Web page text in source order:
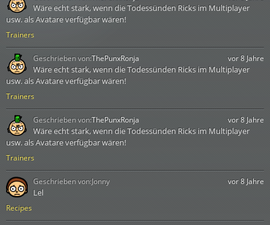
Trainers
Wäre echt stark, wenn die Todessünden Ricks im Multiplayer
usw. als Avatare verfügbar wären!
Trainers
vor 8 Jahre
Wäre echt stark, wenn die Todessünden Ricks im Multiplayer
usw. als Avatare verfügbar wären!
Geschrieben von:ThePunxRonja
Trainers
vor 8 Jahre
Wäre echt stark, wenn die Todessünden Ricks im Multiplayer
usw. als Avatare verfügbar wären!
Geschrieben von:ThePunxRonja
Recipes
vor 8 Jahre
Lel
Geschrieben von:Jonny